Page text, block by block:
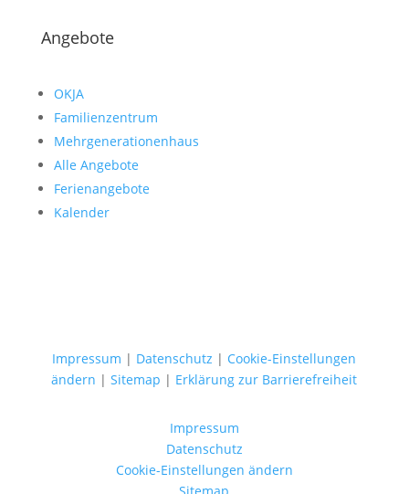
Angebote
OKJA
Familienzentrum
Mehrgenerationenhaus
Alle Angebote
Ferienangebote
Kalender
Impressum | Datenschutz | Cookie-Einstellungen
ändern |Sitemap | Erklärung zur Barrierefreiheit
Impressum
Datenschutz
Cookie-Einstellungen ändern